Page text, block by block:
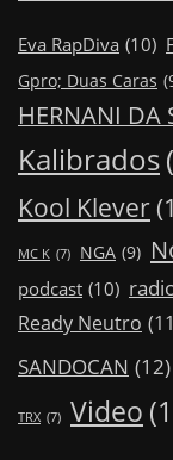
Eva RapDiva (10)
Gpro; Duas Caras
HERNANI DA
Kalibrados
Kool Klever
MC K (7) NGA (9)
podcast (10)
Ready Neutro
SANDOCAN (12)
TRX (7) Video